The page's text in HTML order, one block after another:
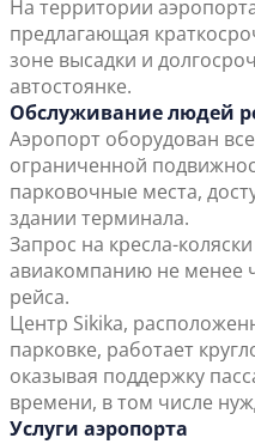
На территории
предлагающая
зоне высадки и
автостоянке.
Обслуживание людей
Аэропорт оборудован
ограниченной
парковочные места,
здании терминала.
Запрос на кресла-
авиакомпанию не менее
рейса.
Центр Sikika,
парковке, работает
оказывая поддержку
времени, в том числе
Услуги аэропорта